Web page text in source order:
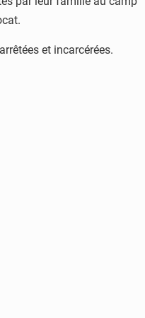
et incarcérées.